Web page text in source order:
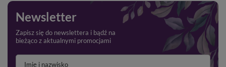
Newsletter
Zapisz się do newslettera i bądź na
bieżąco z aktualnymi promocjami